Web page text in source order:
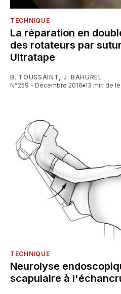
TECHNIQUE
La réparation en
des rotateurs par
Ultratape
B. TOUSSAINT, J. BAHUREL
N°259 - Décembre 2016
13 min de
TECHNIQUE
Neurolyse
scapulaire à